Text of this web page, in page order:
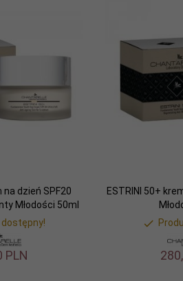
na dzień SPF20
Młodości 50ml
PLN
ESTRINI 50+
280,